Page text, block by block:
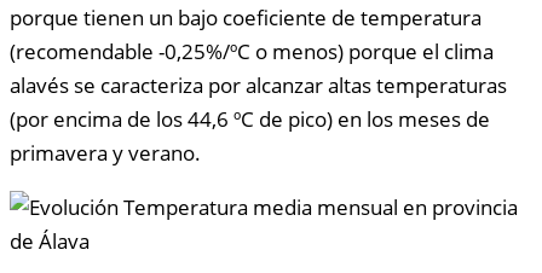
porque tienen un bajo coeficiente de temperatura
(recomendable -0,25%/ºC o menos) porque el clima
alavés se caracteriza por alcanzar altas temperaturas
(por encima de los 44,6 ºC de pico) en los meses de
primavera y verano.